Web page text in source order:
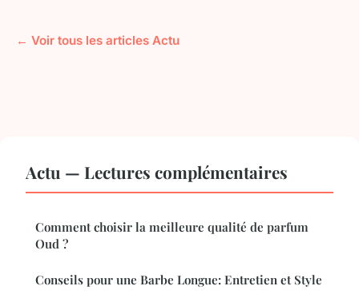
← Voir tous les articles Actu
Actu — Lectures complémentaires
Comment choisir la meilleure qualité de parfum
Oud ?
Conseils pour une Barbe Longue: Entretien et Style